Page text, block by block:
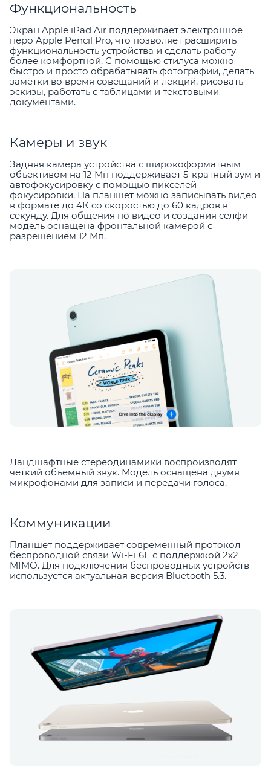
Функциональность
Экран Apple iPad Air поддерживает электронное
перо Apple Pencil Pro, что позволяет расширить
функциональность устройства и сделать работу
более комфортной. С помощью стилуса можно
быстро и просто обрабатывать фотографии, делать
заметки во время совещаний и лекций, рисовать
эскизы, работать с таблицами и текстовыми
документами.
Камеры и звук
Задняя камера устройства с широкоформатным
объективом на 12 Мп поддерживает 5-кратный зум и
автофокусировку с помощью пикселей
фокусировки. На планшет можно записывать видео
в формате до 4К со скоростью до 60 кадров в
секунду. Для общения по видео и создания селфи
модель оснащена фронтальной камерой с
разрешением 12 Мп.
Ландшафтные стереодинамики воспроизводят
четкий объемный звук. Модель оснащена двумя
микрофонами для записи и передачи голоса.
Коммуникации
Планшет поддерживает современный протокол
беспроводной связи Wi-Fi 6E с поддержкой 2х2
MIMO. Для подключения беспроводных устройств
используется актуальная версия Bluetooth 5.3.